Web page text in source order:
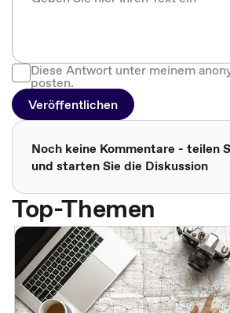
Diese Antwort unter meinem
posten.
Veröffentlichen
Noch keine Kommentare - teilen
und starten Sie die Diskussion
Top-Themen